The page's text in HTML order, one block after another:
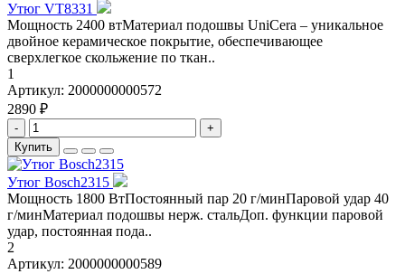
Утюг VT8331
Мощность 2400 втМатериал подошвы UniCera – уникальное
двойное керамическое покрытие, обеспечивающее
сверхлегкое скольжение по ткан..
1
Артикул: 2000000000572
2890 ₽
-
+
Купить
Утюг Bosch2315
Мощность 1800 ВтПостоянный пар 20 г/минПаровой удар 40
г/минМатериал подошвы нерж. стальДоп. функции паровой
удар, постоянная пода..
2
Артикул: 2000000000589